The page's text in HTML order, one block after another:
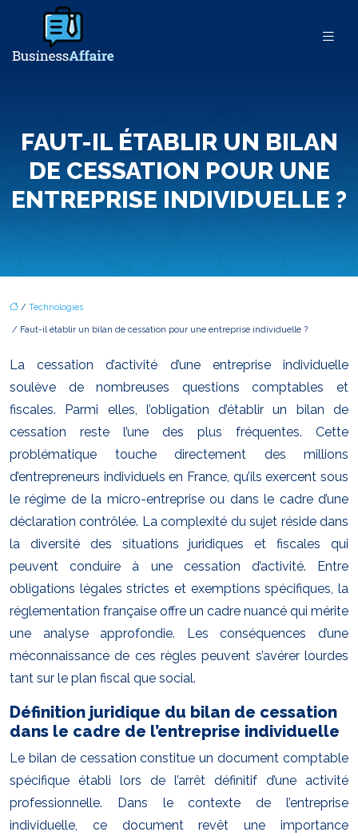
FAUT-IL ÉTABLIR UN BILAN
DE CESSATION POUR UNE
ENTREPRISE INDIVIDUELLE ?
/ Technologies
/ Faut-il établir un bilan de cessation pour une entreprise individuelle ?
La cessation d’activité d’une entreprise individuelle
soulève de nombreuses questions comptables et
fiscales. Parmi elles, l’obligation d’établir un bilan de
cessation reste l’une des plus fréquentes. Cette
problématique touche directement des millions
d’entrepreneurs individuels en France, qu’ils exercent sous
le régime de la micro-entreprise ou dans le cadre d’une
déclaration contrôlée. La complexité du sujet réside dans
la diversité des situations juridiques et fiscales qui
peuvent conduire à une cessation d’activité. Entre
obligations légales strictes et exemptions spécifiques, la
réglementation française offre un cadre nuancé qui mérite
une analyse approfondie. Les conséquences d’une
méconnaissance de ces règles peuvent s’avérer lourdes
tant sur le plan fiscal que social.
Définition juridique du bilan de cessation
dans le cadre de l’entreprise individuelle
Le bilan de cessation constitue un document comptable
spécifique établi lors de l’arrêt définitif d’une activité
professionnelle. Dans le contexte de l’entreprise
individuelle, ce document revêt une importance